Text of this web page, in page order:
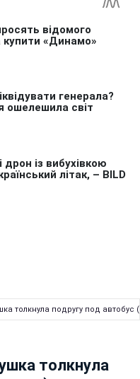
толкнула подругу под автобус
толкнула